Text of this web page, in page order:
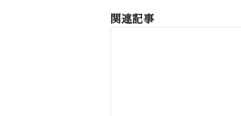
関連記事